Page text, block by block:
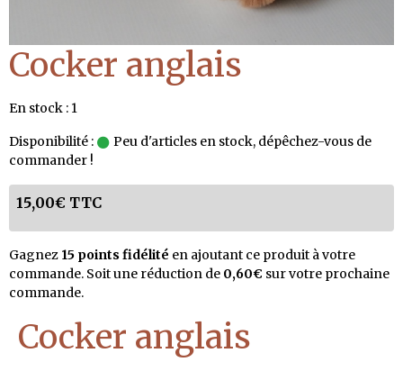
Cocker anglais
En stock : 1
Disponibilité :
Peu d'articles en stock, dépêchez-vous de
commander !
15,00€ TTC
Gagnez 15 points fidélité en ajoutant ce produit à votre
commande. Soit une réduction de 0,60€ sur votre prochaine
commande.
Cocker anglais